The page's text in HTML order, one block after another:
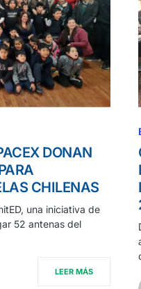
DONAN
CHILENAS
una iniciativa de
52 antenas del
LEER MÁS